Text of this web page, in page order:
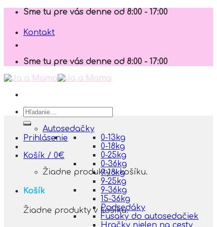
Skip
content
Sme tu pre vás denne od 8:00 - 17:00
Kontakt
Sme tu pre vás denne od 8:00 - 17:00
Hľadať:
Prihlásenie
Košík / 0€
Žiadne produkty v košíku.
Košík
Žiadne produkty v košíku.
Autosedačky
0-13kg
0-18kg
0-25kg
0-36kg
9-18kg
9-25kg
9-36kg
15-36kg
Podsedáky
Fusaky do autosedačiek
Hračky nielen na cesty